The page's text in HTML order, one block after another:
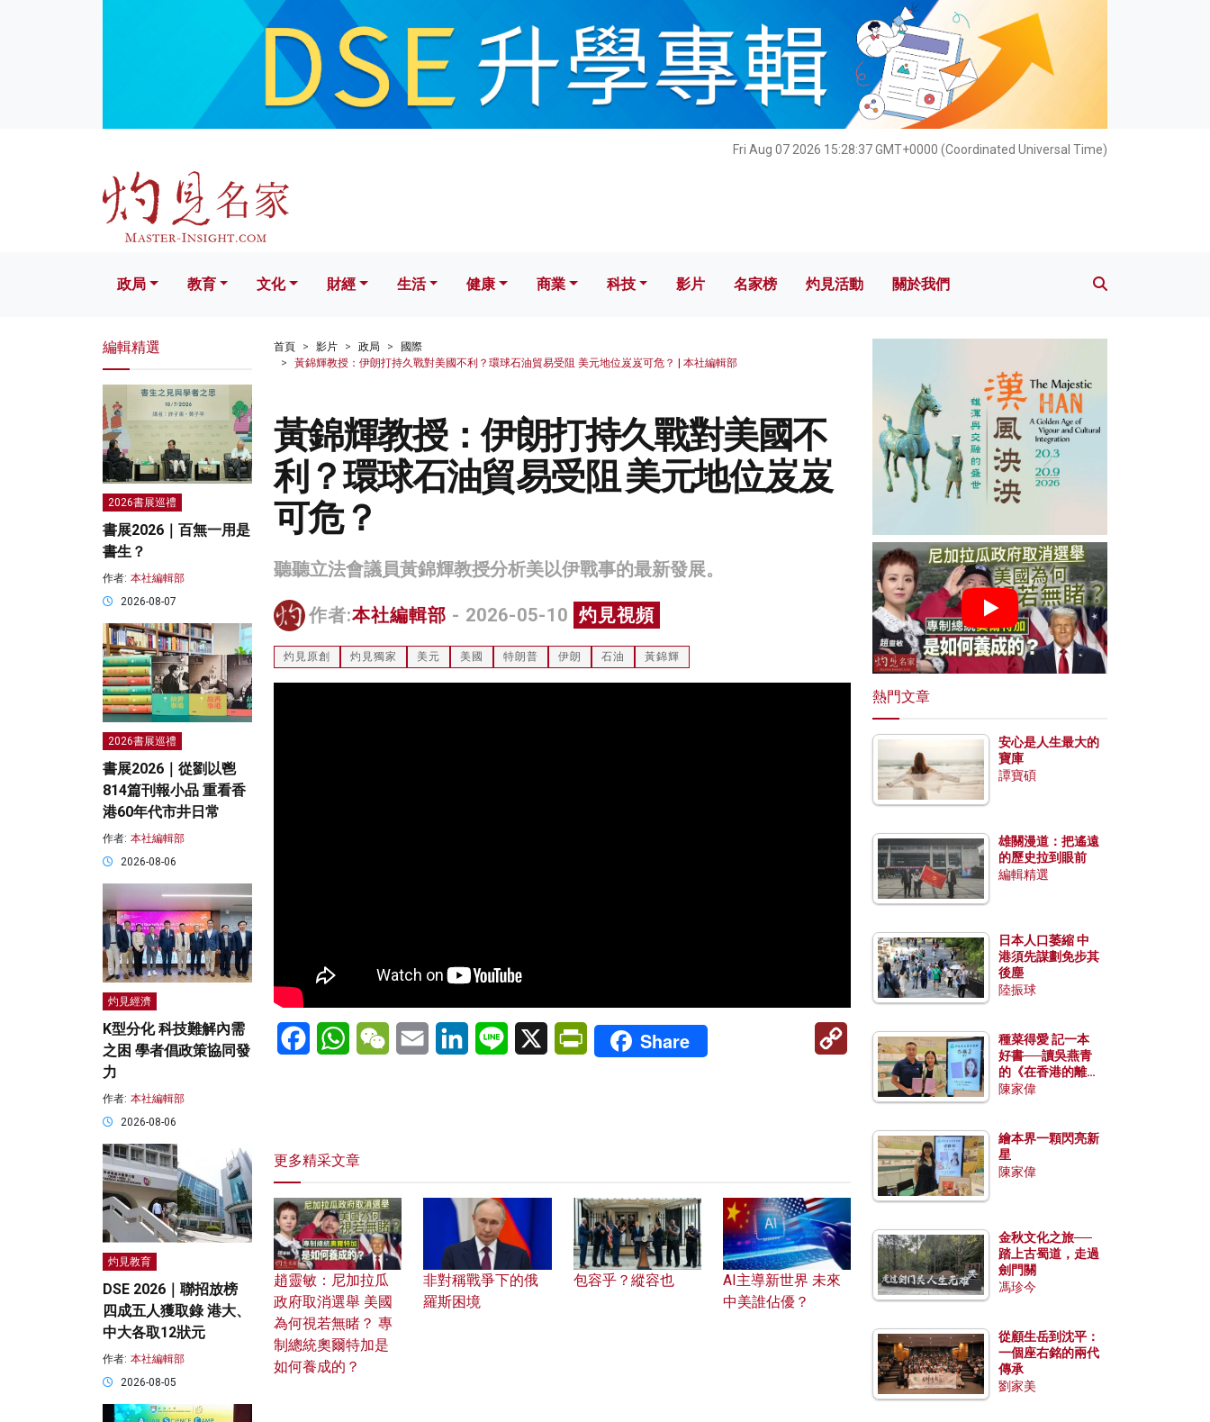
Fri Aug 07 2026 15:28:38 GMT+0000 (Coordinated Universal Time)
文化 財經 生活 健康 科技 影片 名家榜 灼見活動 關於我們
政局 教育 文化 財經 生活 健康 商業 科技 影片 名家榜 灼見活動 關於我們
首頁 影片 政局
國際
黃錦輝教授：伊朗打持久戰對美國不利？環球石油貿易受阻 美元地位岌岌可危？ | 本社編輯部
黃錦輝教授：伊朗打持久戰對美國不
利？環球石油貿易受阻 美元地位岌岌
可危？
聽聽立法會議員黃錦輝教授分析美以伊戰事的最新發展。
作者:本社編輯部 - 2026-05-10 灼見視頻
灼見原創 灼見獨家 美元 美國 特朗普 伊朗 石油 黃錦輝
FacebookWhatsAppWeChatEmail LinkedInLine X PrintFriendly
Share
Copy
更多精采文章
趙靈敏：尼加拉瓜
政府取消選舉 美國
為何視若無睹？ 專
制總統奧爾特加是
如何養成的？
非對稱戰爭下的俄
羅斯困境
包容乎？縱容也
AI主導新世界 未來
中美誰佔優？
編輯精選
2026書展巡禮
書展2026｜百無一用是
書生？
作者: 本社編輯部
2026-08-07
2026書展巡禮
書展2026｜從劉以鬯
814篇刊報小品 重看香
港60年代市井日常
作者: 本社編輯部
2026-08-06
灼見經濟
K型分化 科技難解內需
之困 學者倡政策協同發
力
作者: 本社編輯部
2026-08-06
灼見教育
DSE 2026｜聯招放榜
四成五人獲取錄 港大、
中大各取12狀元
作者: 本社編輯部
2026-08-05
熱門文章
安心是人生最大的
寶庫
譚寶碩
雄關漫道：把遙遠
的歷史拉到眼前
編輯精選
日本人口萎縮 中
港須先謀劃免步其
後塵
陸振球
種菜得愛 記一本
好書──讀吳燕青
的《在香港的離島
種菜》
陳家偉
繪本界一顆閃亮新
星
陳家偉
金秋文化之旅──
踏上古蜀道，走過
劍門關
馮珍今
從顧生岳到沈平：
一個座右銘的兩代
傳承
劉家美